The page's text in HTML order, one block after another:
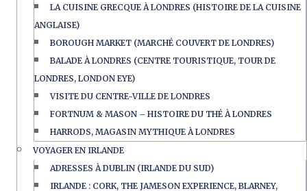
LA CUISINE GRECQUE À LONDRES (HISTOIRE DE LA CUISINE
ANGLAISE)
BOROUGH MARKET (MARCHÉ COUVERT DE LONDRES)
BALADE À LONDRES (CENTRE TOURISTIQUE, TOUR DE
LONDRES, LONDON EYE)
VISITE DU CENTRE-VILLE DE LONDRES
FORTNUM & MASON – HISTOIRE DU THÉ À LONDRES
HARRODS, MAGASIN MYTHIQUE À LONDRES
VOYAGER EN IRLANDE
ADRESSES À DUBLIN (IRLANDE DU SUD)
IRLANDE : CORK, THE JAMESON EXPERIENCE, BLARNEY,